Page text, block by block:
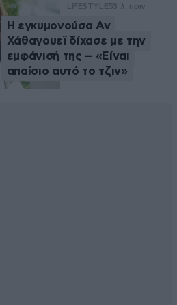
LIFESTYLE53 λ. πριν
Η εγκυμονούσα Αν
Χάθαγουεϊ δίχασε με την
εμφάνισή της – «Είναι
απαίσιο αυτό το τζιν»